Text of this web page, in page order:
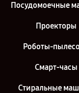
Посудомоечные
Проекторы
Роботы-
Смарт-часы
Стиральные